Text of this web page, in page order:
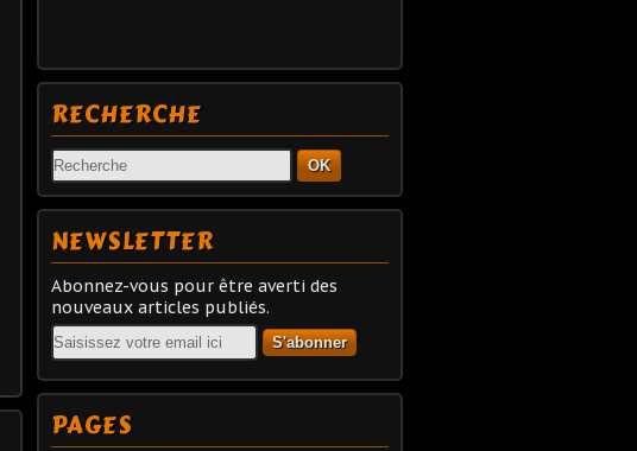
RECHERCHE
OK
NEWSLETTER
Abonnez-vous pour être averti des
nouveaux articles publiés.
Email
PAGES